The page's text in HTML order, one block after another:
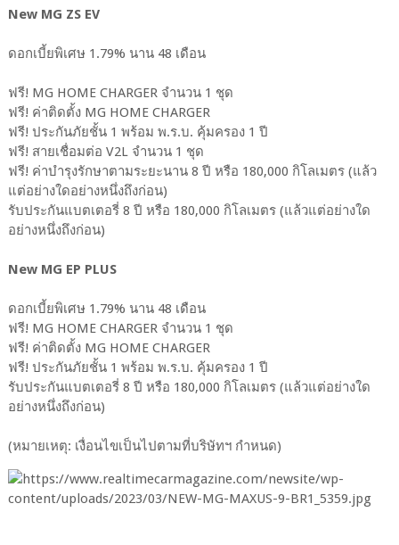
New MG ZS EV
ดอกเบี้ยพิเศษ 1.79% นาน 48 เดือน
ฟรี! MG HOME CHARGER จำนวน 1 ชุด
ฟรี! ค่าติดตั้ง MG HOME CHARGER
ฟรี! ประกันภัยชั้น 1 พร้อม พ.ร.บ. คุ้มครอง 1 ปี
ฟรี! สายเชื่อมต่อ V2L จำนวน 1 ชุด
ฟรี! ค่าบำรุงรักษาตามระยะนาน 8 ปี หรือ 180,000 กิโลเมตร (แล้ว
แต่อย่างใดอย่างหนึ่งถึงก่อน)
รับประกันแบตเตอรี่ 8 ปี หรือ 180,000 กิโลเมตร (แล้วแต่อย่างใด
อย่างหนึ่งถึงก่อน)
New MG EP PLUS
ดอกเบี้ยพิเศษ 1.79% นาน 48 เดือน
ฟรี! MG HOME CHARGER จำนวน 1 ชุด
ฟรี! ค่าติดตั้ง MG HOME CHARGER
ฟรี! ประกันภัยชั้น 1 พร้อม พ.ร.บ. คุ้มครอง 1 ปี
รับประกันแบตเตอรี่ 8 ปี หรือ 180,000 กิโลเมตร (แล้วแต่อย่างใด
อย่างหนึ่งถึงก่อน)
(หมายเหตุ: เงื่อนไขเป็นไปตามที่บริษัทฯ กำหนด)